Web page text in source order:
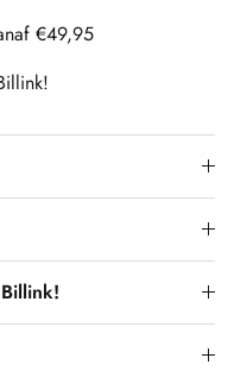
€49,95